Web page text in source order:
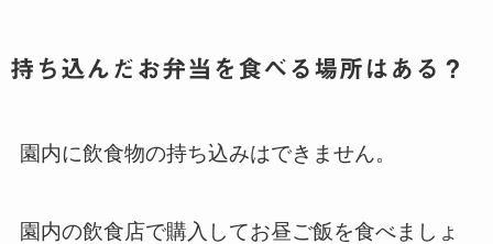
持ち込んだお弁当を食べる場所はある？
園内に飲食物の持ち込みはできません。
園内の飲食店で購入してお昼ご飯を食べましょ